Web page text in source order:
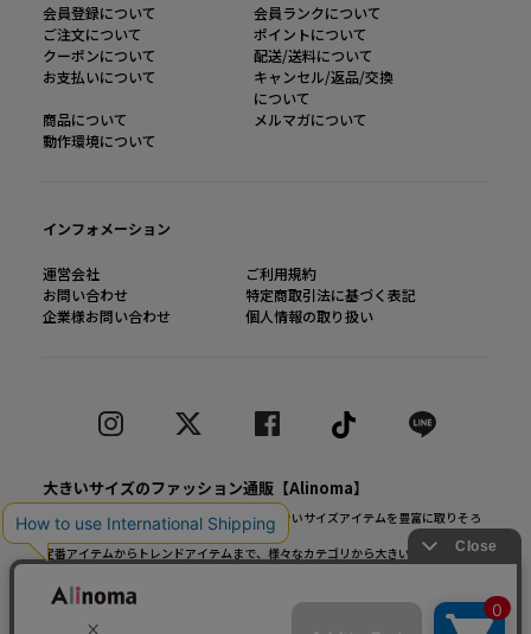
会員登録について
会員ランクについて
ご注文について
ポイントについて
クーポンについて
配送/送料について
お支払いについて
キャンセル/返品/交換
について
商品について
メルマガについて
動作環境について
インフォメーション
運営会社
ご利用規約
お問い合わせ
特定商取引法に基づく表記
企業様お問い合わせ
個人情報の取り扱い
大きいサイズのファッション通販【Alinoma】
「Alinoma（アリノマ）は人気ブランドの大きいサイズアイテムを豊富に取りそろ
えるファッション通販サイトです。
定番アイテムからトレンドアイテムまで、様々なカテゴリから大きいサイズ（L～
10L）ファッションをお探しできます！